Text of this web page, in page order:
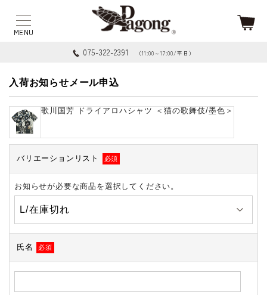
075-322-2391 （11:00～17:00/平日）
入荷お知らせメール申込
歌川国芳 ドライアロハシャツ ＜猫の歌舞伎/墨色＞
バリエーションリスト 必須
お知らせが必要な商品を選択してください。
氏名 必須